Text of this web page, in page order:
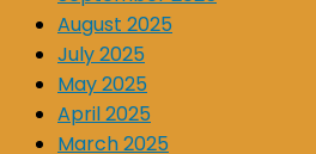
August 2025
July 2025
May 2025
April 2025
March 2025